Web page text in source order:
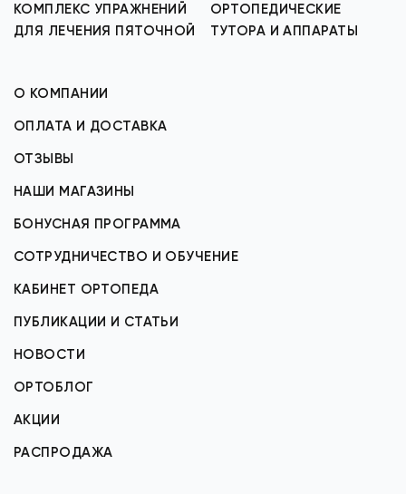
КОМПЛЕКС УПРАЖНЕНИЙ
ДЛЯ ЛЕЧЕНИЯ ПЯТОЧНОЙ
ОРТОПЕДИЧЕСКИЕ
ТУТОРА И АППАРАТЫ
О КОМПАНИИ
ОПЛАТА И ДОСТАВКА
ОТЗЫВЫ
НАШИ МАГАЗИНЫ
БОНУСНАЯ ПРОГРАММА
СОТРУДНИЧЕСТВО И ОБУЧЕНИЕ
КАБИНЕТ ОРТОПЕДА
ПУБЛИКАЦИИ И СТАТЬИ
НОВОСТИ
ОРТОБЛОГ
АКЦИИ
РАСПРОДАЖА